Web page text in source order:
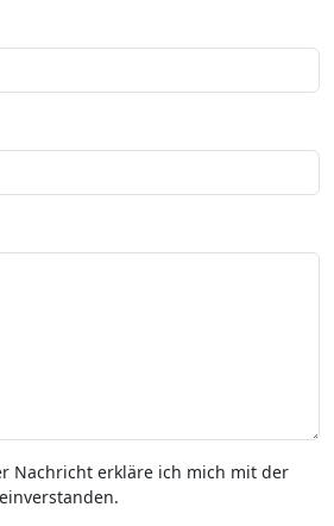
Nachricht erkläre ich mich mit der
einverstanden.